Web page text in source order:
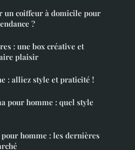
un coiffeur à domicile pour
?
: une box créative et
plaisir
: alliez style et praticité !
pour homme : quel style
pour homme : les dernières